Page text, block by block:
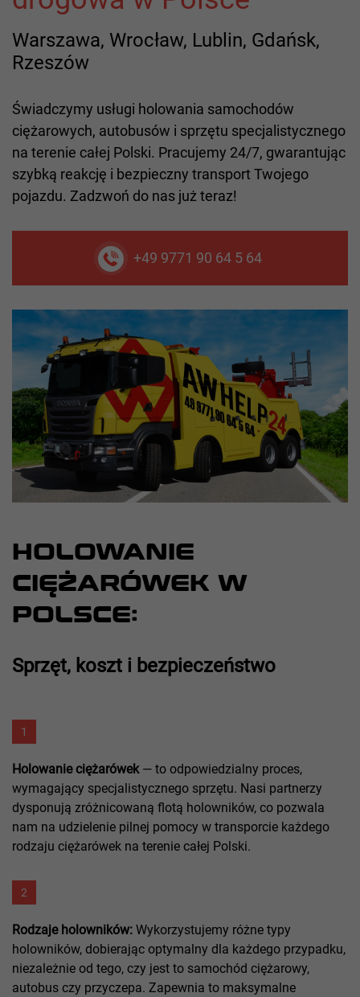
Warszawa, Wrocław, Lublin, Gdańsk,
Rzeszów
Świadczymy usługi holowania samochodów
ciężarowych, autobusów i sprzętu specjalistycznego
na terenie całej Polski. Pracujemy 24/7, gwarantując
szybką reakcję i bezpieczny transport Twojego
pojazdu. Zadzwoń do nas już teraz!
+49 9771 90 64 5 64
HOLOWANIE
CIĘŻARÓWEK W
POLSCE:
Sprzęt, koszt i bezpieczeństwo
1
Holowanie ciężarówek— to odpowiedzialny proces,
wymagający specjalistycznego sprzętu. Nasi partnerzy
dysponują zróżnicowaną flotą holowników, co pozwala
nam na udzielenie pilnej pomocy w transporcie każdego
rodzaju ciężarówek na terenie całej Polski.
2
Rodzaje holowników: Wykorzystujemy różne typy
holowników, dobierając optymalny dla każdego przypadku,
niezależnie od tego, czy jest to samochód ciężarowy,
autobus czy przyczepa. Zapewnia to maksymalne